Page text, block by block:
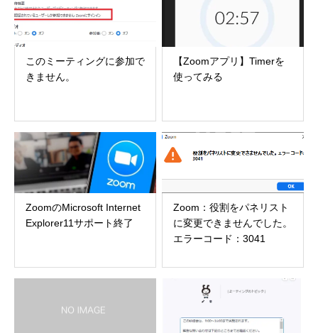
このミーティングに参加で
きません。
【Zoomアプリ】Timerを
使ってみる
ZoomのMicrosoft Internet
Explorer11サポート終了
Zoom：役割をパネリスト
に変更できませんでした。
エラーコード：3041